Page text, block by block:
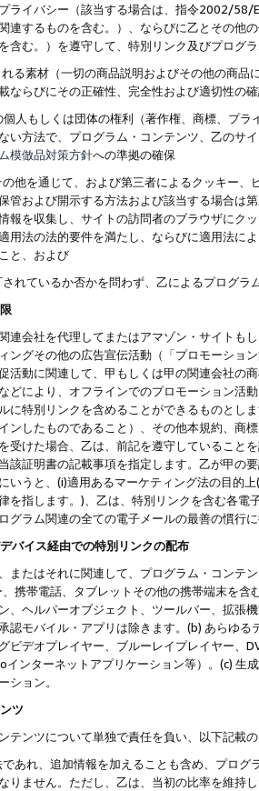
ライバシー（該当する場合は、指令2002/58/
連するものを含む。）、ならびに乙とその他
含む。）を遵守して、特別リンク及びプログ
る素材（一切の商品説明およびその他の商
ならびにその正確性、完全性および適切性の
人もしくは団体の権利（著作権、商標、プ
い方法で、プログラム・コンテンツ、乙のサ
模倣品対策方針への準拠の確保
他を通じて、および第三者によるクッキー
管および開示する方法および該当する場合は
報を収集し、サイトの訪問者のブラウザにク
用法の法的要件を満たし、ならびに適用法に
と、および
れているか否かを問わず、乙によるプログ
連会社を代理してまたはアマゾン・サイトも
ングその他の広告宣伝活動（「プロモーショ
活動に関連して、甲もしくは甲の関連会社の
どにより、オフラインでのプロモーション活
に特別リンクを含めることができるものとし
ンしたものであること）、その他本規約、商
受けた場合、乙は、前記を遵守していること
該証明書の記載事項を指定します。乙が甲の
いうと、(i)適用あるマーケティング法の目的
を指します。)、乙は、特別リンクを含む各
グラム関連の全ての電子メールの最善の慣行
バイス経由での特別リンクの配布
またはそれに関連して、プログラム・コンテ
、携帯電話、タブレットその他の携帯端末を
、ヘルパーオブジェクト、ツールバー、拡張
認モバイル・アプリは除きます。(b) あらゆ
ビデオプレイヤー、ブルーレイプレイヤー、
インターネットアプリケーション等）。(c)
ション。
ツ
テンツについて単独で責任を負い、以下記載
あれ、追加情報を加えることも含め、プロ
りません。ただし、乙は、当初の比率を維持